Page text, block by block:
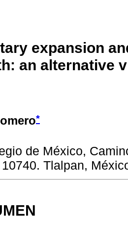
expansion
an alternative
*
de México,
10740. Tlalpan,